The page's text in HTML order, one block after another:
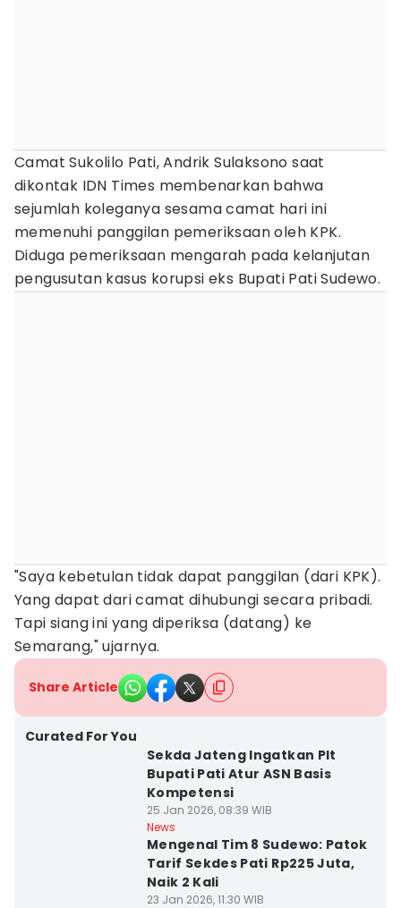
Camat Sukolilo Pati, Andrik Sulaksono saat
dikontak IDN Times membenarkan bahwa
sejumlah koleganya sesama camat hari ini
memenuhi panggilan pemeriksaan oleh KPK.
Diduga pemeriksaan mengarah pada kelanjutan
pengusutan kasus korupsi eks Bupati Pati Sudewo.
"Saya kebetulan tidak dapat panggilan (dari KPK).
Yang dapat dari camat dihubungi secara pribadi.
Tapi siang ini yang diperiksa (datang) ke
Semarang," ujarnya.
Share Article
Curated For You
Sekda Jateng Ingatkan Plt
Bupati Pati Atur ASN Basis
Kompetensi
25 Jan 2026, 08:39 WIB
News
Mengenal Tim 8 Sudewo: Patok
Tarif Sekdes Pati Rp225 Juta,
Naik 2 Kali
23 Jan 2026, 11:30 WIB